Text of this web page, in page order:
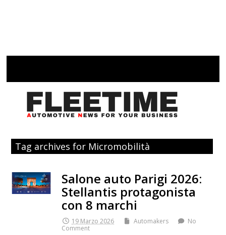
Tag archives for Micromobilità
Salone auto Parigi 2026:
Stellantis protagonista
con 8 marchi
19 Marzo 2026 Automakers
No
Comment